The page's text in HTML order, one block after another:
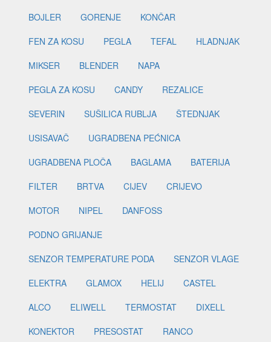
BOJLER
GORENJE
KONČAR
FEN ZA KOSU
PEGLA TEFAL
HLADNJAK
MIKSER
BLENDER
NAPA
PEGLA ZA KOSU
CANDY
REZALICE
SEVERIN
SUŠILICA RUBLJA
ŠTEDNJAK
USISAVAČ
UGRADBENA PEĆNICA
UGRADBENA PLOČA
BAGLAMA
BATERIJA
FILTER
BRTVA CIJEV
CRIJEVO
MOTOR
NIPEL
DANFOSS
PODNO GRIJANJE
SENZOR TEMPERATURE PODA
SENZOR VLAGE
ELEKTRA
GLAMOX HELIJ
CASTEL
ALCO
ELIWELL TERMOSTAT
DIXELL
KONEKTOR
PRESOSTAT
RANCO